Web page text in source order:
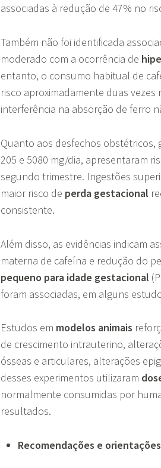
associadas à redução de 47% no
Também não foi identificada
moderado com a ocorrência de
entanto, o consumo habitual de
risco aproximadamente duas vezes
interferência na absorção de ferro
Quanto aos desfechos
205 e 5080 mg/dia, apresentaram
segundo trimestre. Ingestões
maior risco de perda gestacional
consistente.
Além disso, as evidências indicam
materna de cafeína e redução do
pequeno para idade gestacional
foram associadas, em alguns
Estudos em modelos animais
de crescimento intrauterino,
ósseas e articulares, alterações
desses experimentos utilizaram
normalmente consumidas por
resultados.
Recomendações e orientações